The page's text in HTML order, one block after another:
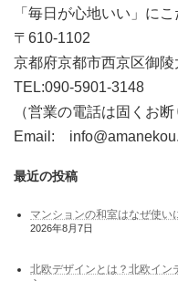
「毎日が心地いい」に
〒610-1102
京都府京都市西京区御
TEL:090-5901-3148
（営業の電話は固くお断
Email:
最近の投稿
マンションの和室はなぜ使
2026年8月7日
北欧デザインとは？北欧イン